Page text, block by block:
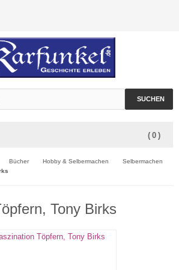
SUCHEN
( 0 )
Bücher Hobby & Selbermachen
Selbermachen
Tony Birks